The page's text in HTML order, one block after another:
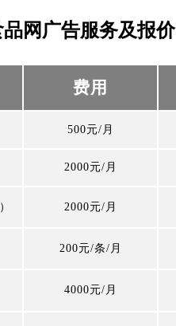
网广告服务及报价
费用
500元/ 月
2000元/ 月
2000元/ 月
200元/条/ 月
4000元/ 月